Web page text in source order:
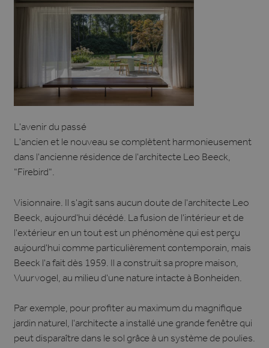
L'avenir du passé
L'ancien et le nouveau se complètent harmonieusement
dans l'ancienne résidence de l'architecte Leo Beeck,
"Firebird".
Visionnaire. Il s'agit sans aucun doute de l'architecte Leo
Beeck, aujourd'hui décédé. La fusion de l'intérieur et de
l'extérieur en un tout est un phénomène qui est perçu
aujourd'hui comme particulièrement contemporain, mais
Beeck l'a fait dès 1959. Il a construit sa propre maison,
Vuurvogel, au milieu d'une nature intacte à Bonheiden.
Par exemple, pour profiter au maximum du magnifique
jardin naturel, l'architecte a installé une grande fenêtre qui
peut disparaître dans le sol grâce à un système de poulies.